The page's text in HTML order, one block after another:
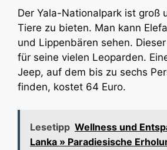
Der Yala-Nationalpark ist groß
Tiere zu bieten. Man kann
und Lippenbären sehen.
für seine vielen Leoparden.
Jeep, auf dem bis zu sechs
finden, kostet 64 Euro.
Lesetipp Wellness und
Lanka » Paradiesische